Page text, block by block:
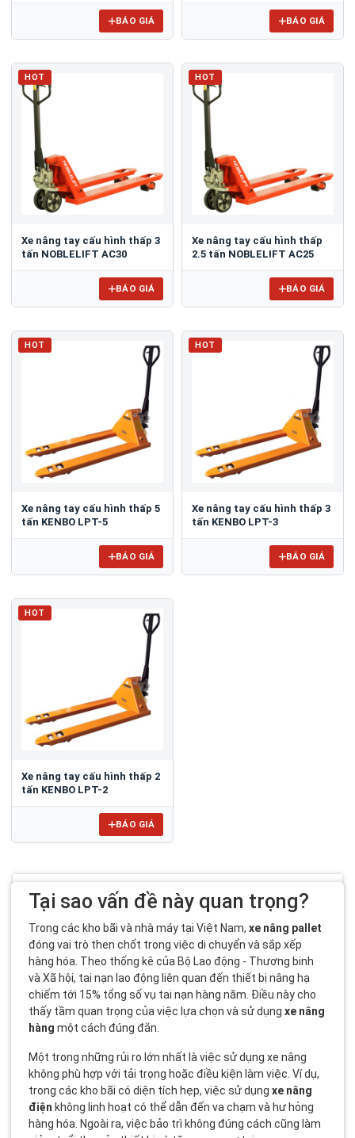
BÁO GIÁ BÁO GIÁ
HOT
Xe nâng tay cấu hình thấp 3
tấn NOBLELIFT AC30
BÁO GIÁ
HOT
Xe nâng tay cấu hình thấp
2.5 tấn NOBLELIFT AC25
BÁO GIÁ
HOT
Xe nâng tay cấu hình thấp 5
tấn KENBO LPT-5
BÁO GIÁ
HOT
Xe nâng tay cấu hình thấp 3
tấn KENBO LPT-3
BÁO GIÁ
HOT
Xe nâng tay cấu hình thấp 2
tấn KENBO LPT-2
BÁO GIÁ
Tại sao vấn đề này quan trọng?
Trong các kho bãi và nhà máy tại Việt Nam, xe nâng pallet
đóng vai trò then chốt trong việc di chuyển và sắp xếp
hàng hóa. Theo thống kê của Bộ Lao động - Thương binh
và Xã hội, tai nạn lao động liên quan đến thiết bị nâng hạ
chiếm tới 15% tổng số vụ tai nạn hàng năm. Điều này cho
thấy tầm quan trọng của việc lựa chọn và sử dụng xe nâng
hàng một cách đúng đắn.
Một trong những rủi ro lớn nhất là việc sử dụng xe nâng
không phù hợp với tải trọng hoặc điều kiện làm việc. Ví dụ,
trong các kho bãi có diện tích hẹp, việc sử dụng xe nâng
điện không linh hoạt có thể dẫn đến va chạm và hư hỏng
hàng hóa. Ngoài ra, việc bảo trì không đúng cách cũng làm